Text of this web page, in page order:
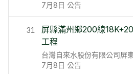
7月8日 公告
31
屏縣滿州鄉200線
工程
台灣自來水股份有限公司屏
7月8日 公告